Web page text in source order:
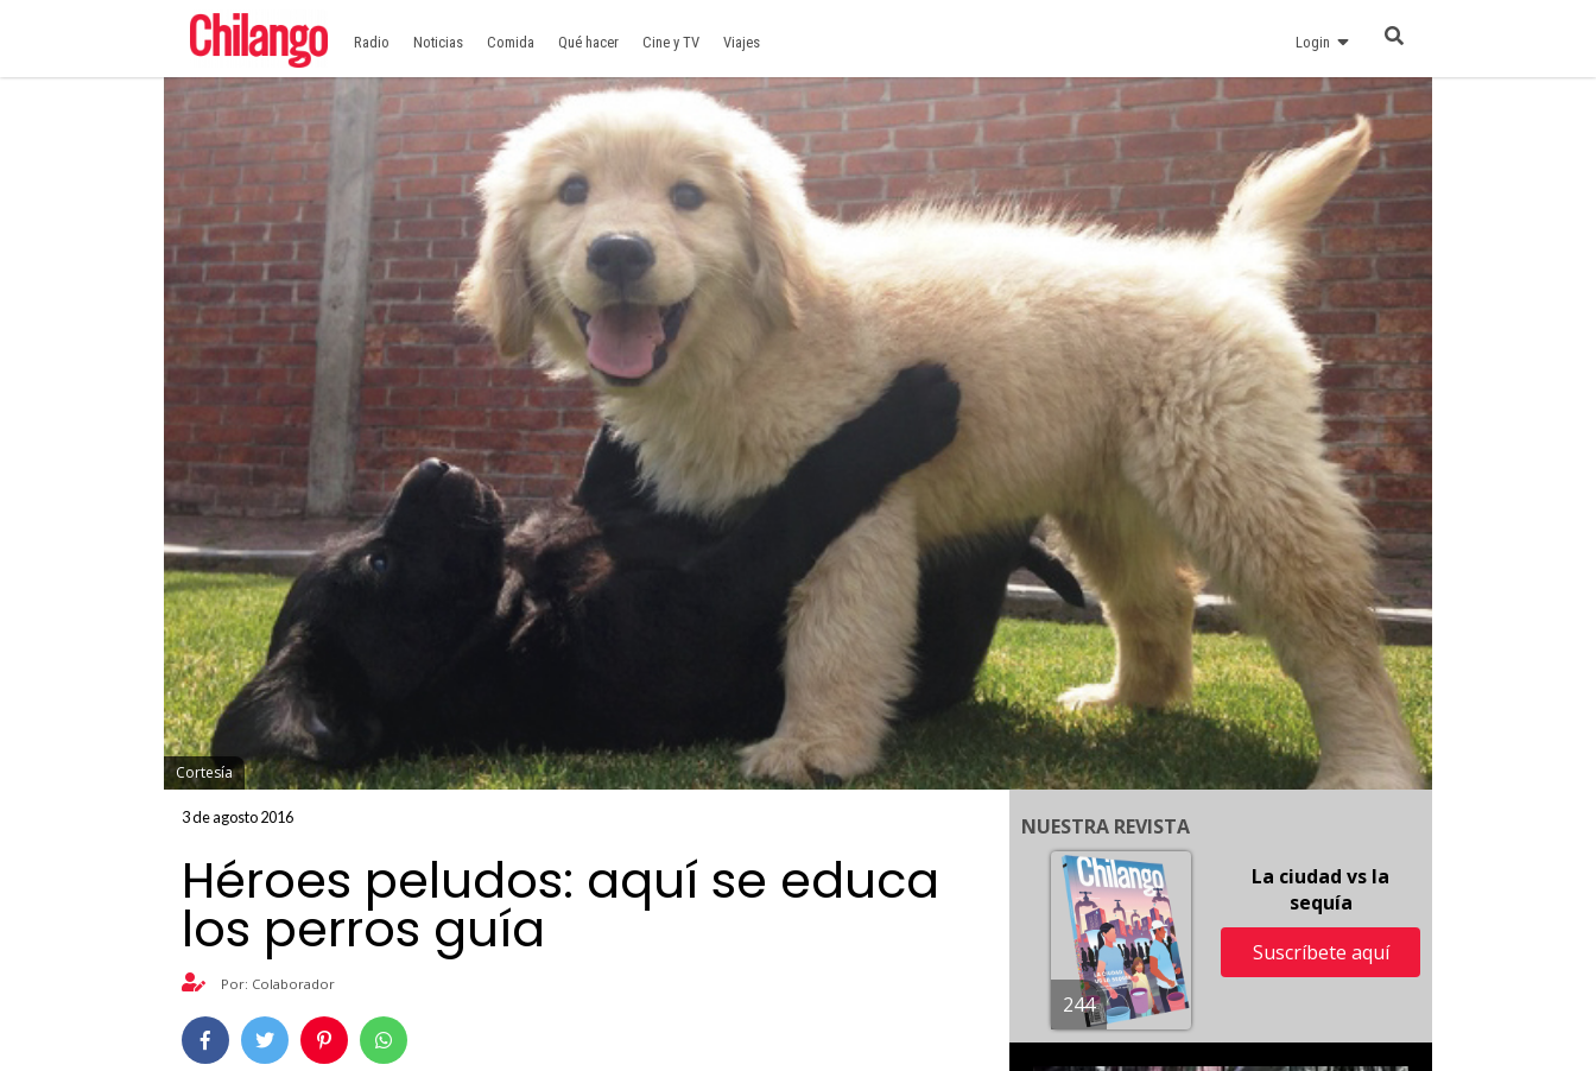
Radio Noticias Comida Qué hacer Cine y TV Viajes Login
Cortesía
3 de agosto 2016
Héroes peludos: aquí se educa
los perros guía
Por: Colaborador
NUESTRA REVISTA
244
La ciudad vs la
sequía
Suscríbete aquí